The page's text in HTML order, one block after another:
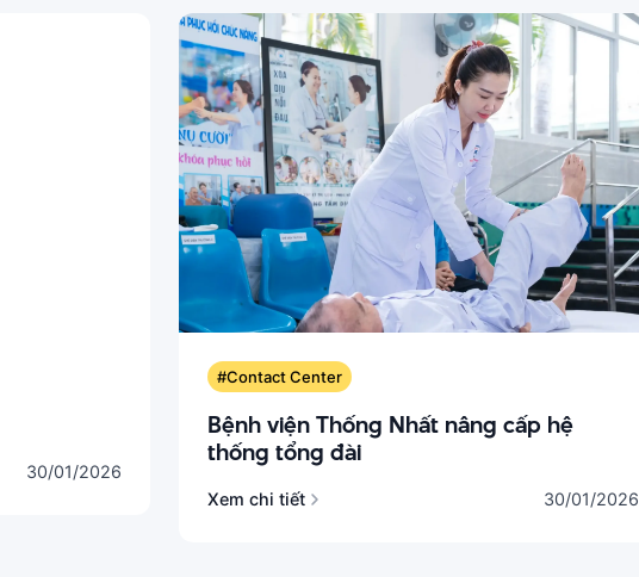
30/01/2026
#Contact Center
Bệnh viện Thống Nhất nâng cấp hệ
thống tổng đài
Xem chi tiết 30/01/2026